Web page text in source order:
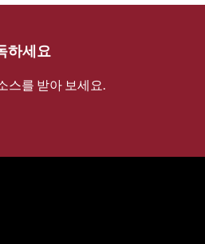
하세요
스를 받아 보세요.